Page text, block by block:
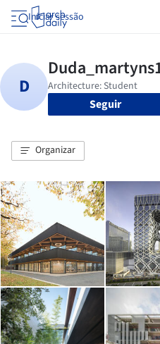
Iniciar sessão
Seguir
Organizar